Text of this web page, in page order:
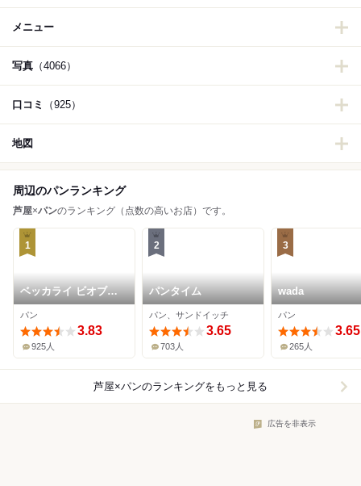
メニュー
写真 （4066）
口コミ （925）
地図
周辺のパンランキング
芦屋×パンのランキング（点数の高いお店）です。
1
ベッカライ ビオブロ
ート
パン
3.83
925人
2
パンタイム
パン、サンドイッチ
3.65
703人
3
wada
パン
3.65
265人
芦屋×パンのランキングをもっと見る
広告を非表示